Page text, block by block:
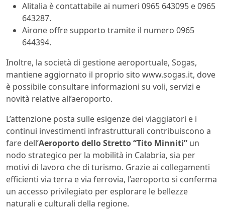
Alitalia è contattabile ai numeri 0965 643095 e 0965
643287.
Airone offre supporto tramite il numero 0965
644394.
Inoltre, la società di gestione aeroportuale, Sogas,
mantiene aggiornato il proprio sito www.sogas.it, dove
è possibile consultare informazioni su voli, servizi e
novità relative all’aeroporto.
L’attenzione posta sulle esigenze dei viaggiatori e i
continui investimenti infrastrutturali contribuiscono a
fare dell’Aeroporto dello Stretto “Tito Minniti” un
nodo strategico per la mobilità in Calabria, sia per
motivi di lavoro che di turismo. Grazie ai collegamenti
efficienti via terra e via ferrovia, l’aeroporto si conferma
un accesso privilegiato per esplorare le bellezze
naturali e culturali della regione.